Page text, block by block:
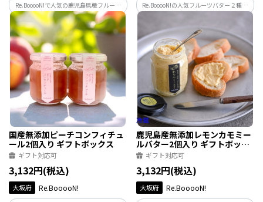
Re.BooooN!で人気の鹿児島県産フルーツ
を使った、フルーツバター1種とジャム2
種を詰め合わせました。
Re.BooooN!の人気フルーツバター２種と
になっている人やお友達などのプレゼン
トにもおすすめです。
国産無添加ピーチコンフィチュ
ール2個入り ギフトボックス
ギフト対応可
3,132円(税込)
大坂府 Re.BooooN!
鹿児島産無添加レモンカモミー
ルバター2個入り ギフトボック
ス ギフト対応可
3,132円(税込)
大坂府 Re.BooooN!